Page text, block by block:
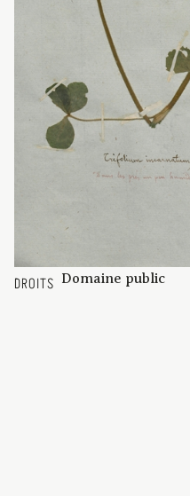
DROITS Domaine public